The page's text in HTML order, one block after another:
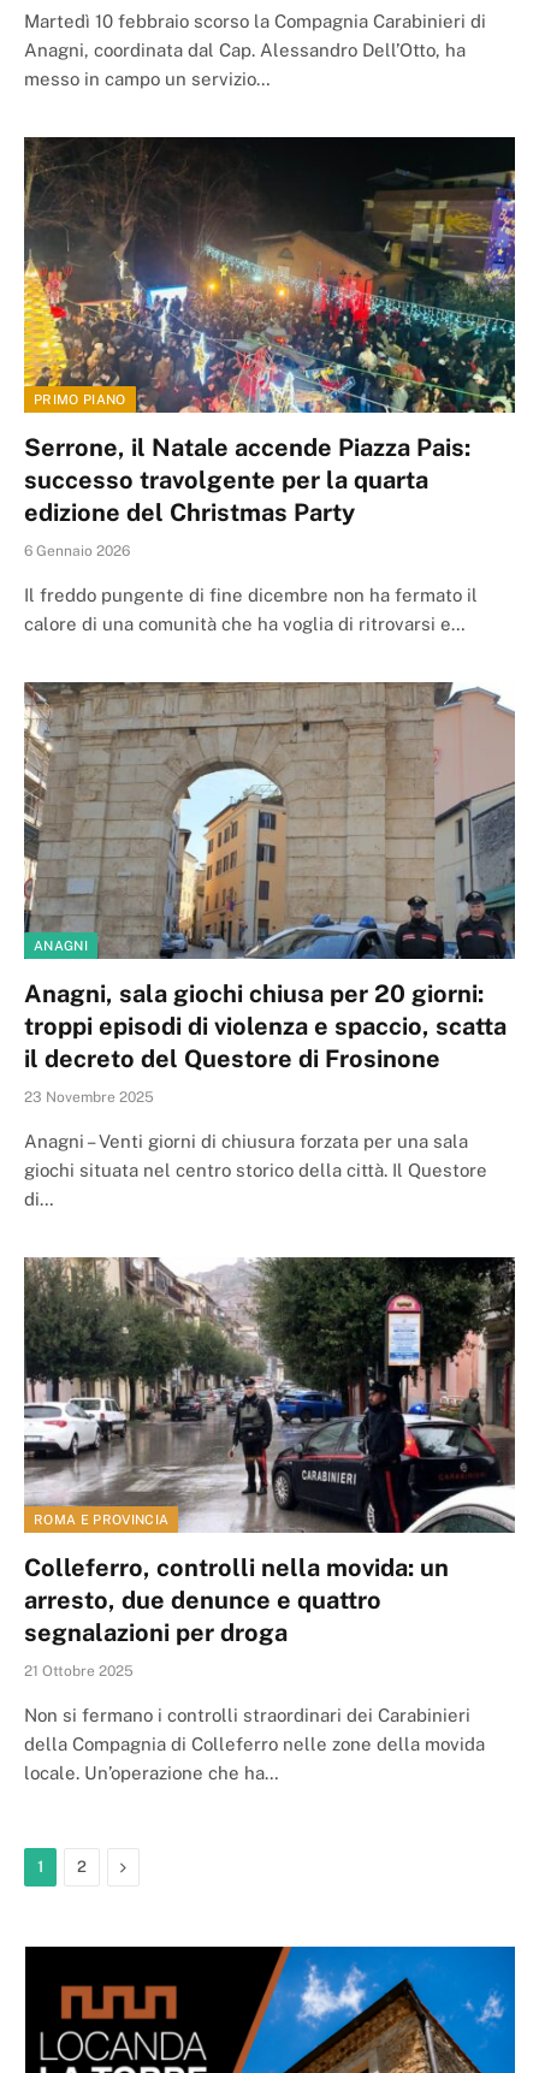
Martedì 10 febbraio scorso la Compagnia Carabinieri di
Anagni, coordinata dal Cap. Alessandro Dell’Otto, ha
messo in campo un servizio…
PRIMO PIANO
Serrone, il Natale accende Piazza Pais:
successo travolgente per la quarta
edizione del Christmas Party
6 Gennaio 2026
Il freddo pungente di fine dicembre non ha fermato il
calore di una comunità che ha voglia di ritrovarsi e…
ANAGNI
Anagni, sala giochi chiusa per 20 giorni:
troppi episodi di violenza e spaccio, scatta
il decreto del Questore di Frosinone
23 Novembre 2025
Anagni – Venti giorni di chiusura forzata per una sala
giochi situata nel centro storico della città. Il Questore
di…
ROMA E PROVINCIA
Colleferro, controlli nella movida: un
arresto, due denunce e quattro
segnalazioni per droga
21 Ottobre 2025
Non si fermano i controlli straordinari dei Carabinieri
della Compagnia di Colleferro nelle zone della movida
locale. Un’operazione che ha…
1 2 Next